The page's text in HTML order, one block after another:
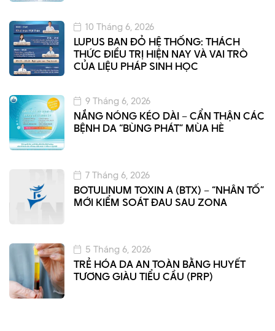
LUPUS BAN ĐỎ HỆ THỐNG: THÁCH
THỨC ĐIỀU TRỊ HIỆN NAY VÀ VAI TRÒ
CỦA LIỆU PHÁP SINH HỌC
10 Tháng 6, 2026
NẮNG NÓNG KÉO DÀI – CẨN THẬN CÁC
BỆNH DA “BÙNG PHÁT” MÙA HÈ
9 Tháng 6, 2026
BOTULINUM TOXIN A (BTX) – “NHÂN TỐ”
MỚI KIỂM SOÁT ĐAU SAU ZONA
7 Tháng 6, 2026
TRẺ HÓA DA AN TOÀN BẰNG HUYẾT
TƯƠNG GIÀU TIỂU CẦU (PRP)
5 Tháng 6, 2026